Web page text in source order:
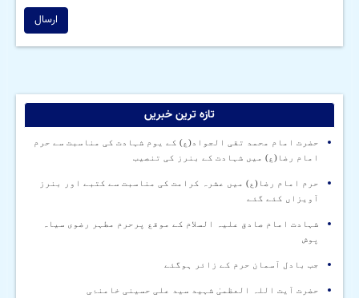
ارسال
تازہ ترین خبریں
حضرت امام محمد تقی الجواد(ع) کے یوم شہادت کی مناسبت سے حرم
امام رضا(ع) میں شہادت کے بنرز کی تنصیب
حرم امام رضا(ع) میں عشرہ کرامت کی مناسبت سے کتبے اور بنرز
آویزاں کئے گئے
شہادت امام صادق علیہ السلام کے موقع پرحرم مطہر رضوی سیاہ
پوش
جب بادل آسمان حرم کے زائر ہوگئے
حضرت آیت اللہ العظمیٰ شہید سید علی حسینی خامنۂی